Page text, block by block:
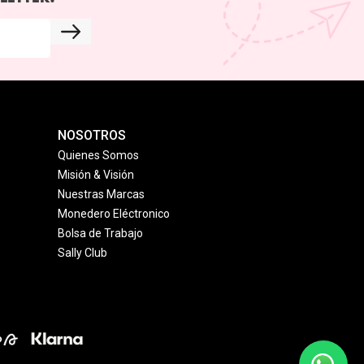
NOSOTROS
Quienes Somos
Misión & Visión
Nuestras Marcas
Monedero Eléctronico
Bolsa de Trabajo
Sally Club